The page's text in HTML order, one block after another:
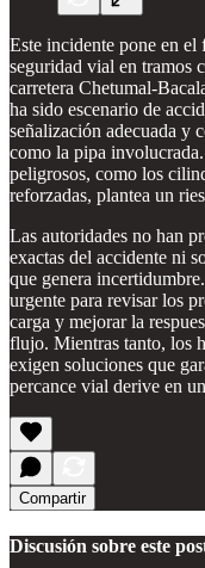
Este incidente pone en
seguridad vial en tramos
carretera Chetumal-
ha sido escenario de
señalización adecuada y
como la pipa
peligrosos, como los
reforzadas, plantea un
Las autoridades no han
exactas del accidente ni
que genera
urgente para revisar los
carga y mejorar la
flujo. Mientras tanto, los
exigen soluciones que
percance vial derive en
Compartir
Discusión sobre este